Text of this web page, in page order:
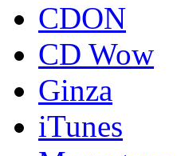
CDON
CD Wow
Ginza
iTunes